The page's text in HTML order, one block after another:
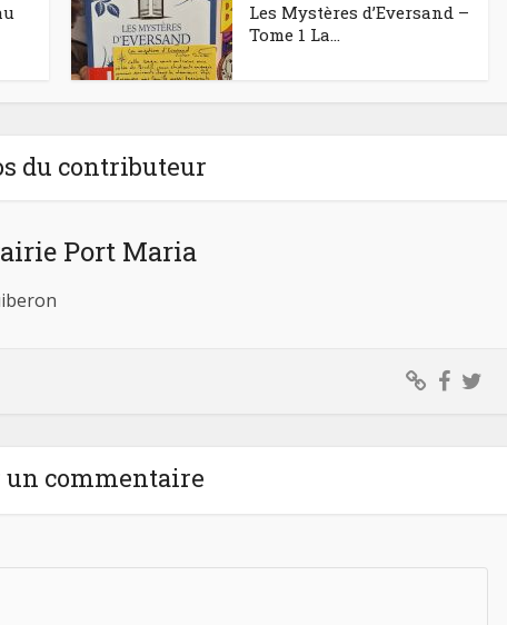
Les Mystères d’Eversand –
Tome 1 La...
du contributeur
Port Maria
un commentaire